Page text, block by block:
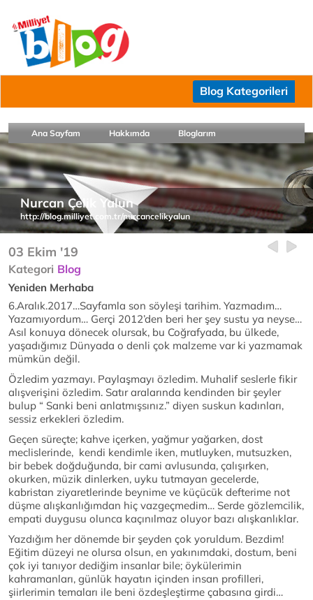
Blog Kategorileri
Ana Sayfam Hakkımda Bloglarım
Nurcan Çelik Yalun
http://blog.milliyet.com.tr/nurcancelikyalun
03 Ekim '19
Kategori Blog
Yeniden Merhaba
6.Aralık.2017…Sayfamla son söyleşi tarihim. Yazmadım…
Yazamıyordum… Gerçi 2012’den beri her şey sustu ya neyse…
Asıl konuya dönecek olursak, bu Coğrafyada, bu ülkede,
yaşadığımız Dünyada o denli çok malzeme var ki yazmamak
mümkün değil.
Özledim yazmayı. Paylaşmayı özledim. Muhalif seslerle fikir
alışverişini özledim. Satır aralarında kendinden bir şeyler
bulup “ Sanki beni anlatmışsınız.” diyen suskun kadınları,
sessiz erkekleri özledim.
Geçen süreçte; kahve içerken, yağmur yağarken, dost
meclislerinde, kendi kendimle iken, mutluyken, mutsuzken,
bir bebek doğduğunda, bir cami avlusunda, çalışırken,
okurken, müzik dinlerken, uyku tutmayan gecelerde,
kabristan ziyaretlerinde beynime ve küçücük defterime not
düşme alışkanlığımdan hiç vazgeçmedim… Serde gözlemcilik,
empati duygusu olunca kaçınılmaz oluyor bazı alışkanlıklar.
Yazdığım her dönemde bir şeyden çok yoruldum. Bezdim!
Eğitim düzeyi ne olursa olsun, en yakınımdaki, dostum, beni
çok iyi tanıyor dediğim insanlar bile; öykülerimin
kahramanları, günlük hayatın içinden insan profilleri,
şiirlerimin temaları ile beni özdeşleştirme çabasına girdi…